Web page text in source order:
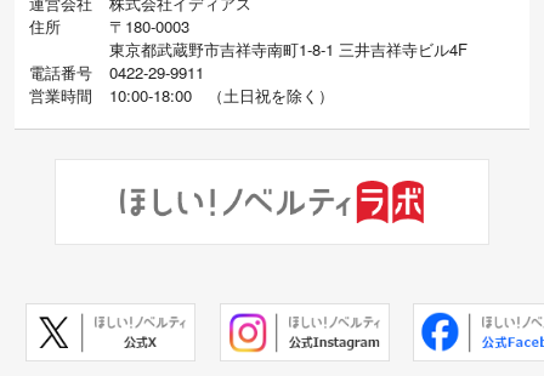
住所
〒180-0003
東京都武蔵野市吉祥寺南町1-8-1 三井吉祥寺ビル4F
電話番号
0422-29-9911
営業時間
10:00-18:00 （土日祝を除く）